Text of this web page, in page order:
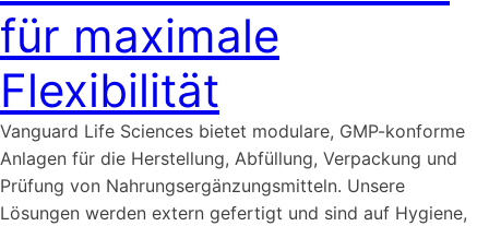
für maximale
Flexibilität
Vanguard Life Sciences bietet modulare, GMP-konforme
Anlagen für die Herstellung, Abfüllung, Verpackung und
Prüfung von Nahrungsergänzungsmitteln. Unsere
Lösungen werden extern gefertigt und sind auf Hygiene,